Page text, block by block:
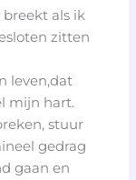
als ik
zitten
leven,dat
mijn hart.
stuur
gedrag
gaan en